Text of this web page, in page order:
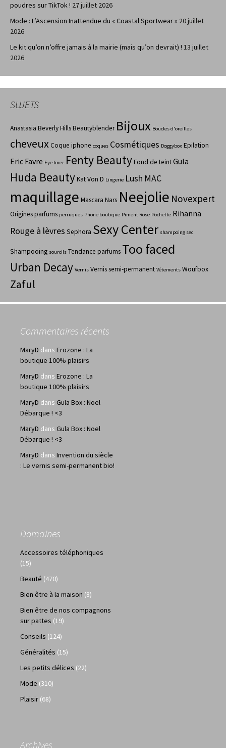
poudres sur TikTok ! 27 juillet 2026
Mode : L’Ascension Inattendue du « Coastal Sportwear » 20 juillet
2026
Le kit qu’on n’offre jamais à la mairie (mais qu’on devrait) ! 13 juillet
2026
SUJETS
Anastasia Beverly HillsBeautyblender Bijoux Boucles d'oreilles
cheveuxCoque iphone coques Cosmétiques Doggybox Epilation
Eric Favre Eye liner Fenty BeautyFond de teintGula
Huda BeautyKat Von D Lingerie Lush MAC
maquillage Mascara Nars Neejolie Novexpert
Origines parfums perruques Phone boutique Piment Rose Pochette Rihanna
Rouge à lèvres Sephora Sexy Center shampoing sec
Shampooing sourcils Tendance parfums Too faced
Urban Decay Vernis Vernis semi-permanent Vêtements Woufbox
Zaful
Commentaires récents
MaryD dans Erozone : La
boutique 100% plaisirs
MaryD dans Erozone : La
boutique 100% plaisirs
MaryD dans Gula Box : Noel
Débarque ! <3
MaryD dans Gula Box : Noel
Débarque ! <3
MaryD dans Invention du siècle
: Le vernis semi-permanent bio!
Domaines
Accessoires téléphoniques
(15)
Beauté (470)
Bien être à la maison (8)
Bien être de nos compagnons
sur pattes (19)
Conseils (124)
Généralités (15)
Les petits délices (22)
Mode (310)
Plaisir (68)
Archives